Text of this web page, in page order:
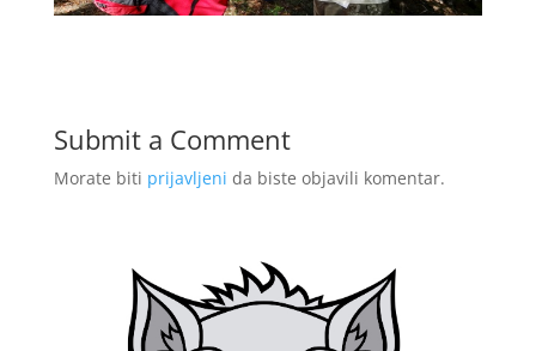
Submit a Comment
Morate biti prijavljeni da biste objavili komentar.